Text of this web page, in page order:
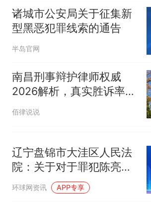
诸城市公安局关于征集新
型黑恶犯罪线索的通告
半岛官网
南昌刑事辩护律师权威
2026解析，真实胜诉率与
专业评估
佰律说说
辽宁盘锦市大洼区人民法
院：关于对于罪犯陈亮作
出暂予监外执行决定的公
示
环球网资讯 APP专享